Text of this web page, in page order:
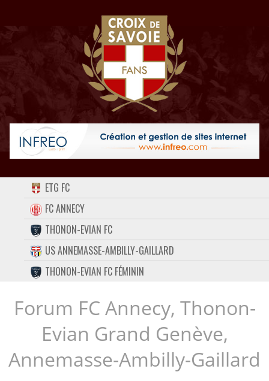
ACCUEIL
FORUM
CONTACT
FACEBOOK
TWITTER
INSTAGRAM
ETG FC
FC ANNECY
THONON-EVIAN FC
US ANNEMASSE-AMBILLY-GAILLARD
THONON-EVIAN FC FÉMININ
Forum FC Annecy, Thonon-
Evian Grand Genève,
Annemasse-Ambilly-Gaillard